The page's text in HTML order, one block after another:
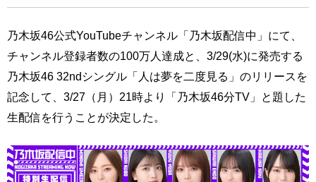
乃木坂46公式YouTubeチャンネル「乃木坂配信中」にて、
チャンネル登録者数の100万人達成と、3/29(水)に発売する
乃木坂46 32ndシングル「人は夢を二度見る」のリリースを
記念して、3/27（月）21時より「乃木坂46分TV」と題した
生配信を行うことが決定した。